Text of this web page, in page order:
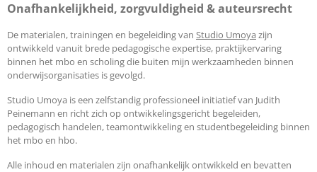
Onafhankelijkheid, zorgvuldigheid & auteursrecht
De materialen, trainingen en begeleiding van Studio Umoya zijn
ontwikkeld vanuit brede pedagogische expertise, praktijkervaring
binnen het mbo en scholing die buiten mijn werkzaamheden binnen
onderwijsorganisaties is gevolgd.
Studio Umoya is een zelfstandig professioneel initiatief van Judith
Peinemann en richt zich op ontwikkelingsgericht begeleiden,
pedagogisch handelen, teamontwikkeling en studentbegeleiding binnen
het mbo en hbo.
Alle inhoud en materialen zijn onafhankelijk ontwikkeld en bevatten